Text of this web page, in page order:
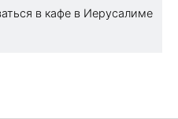
в кафе в Иерусалиме